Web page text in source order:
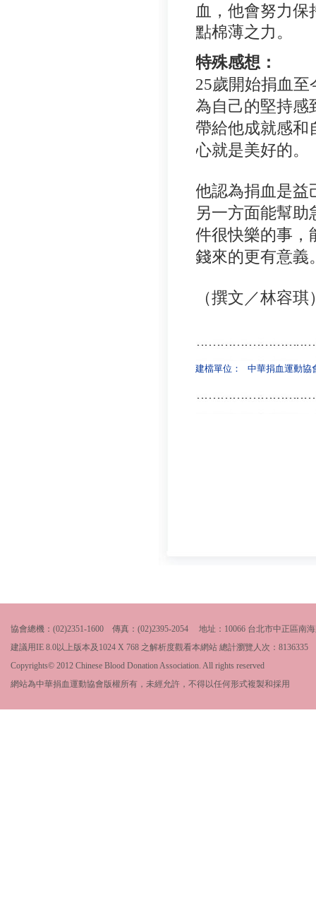
血，他會努力
點棉薄之力。
特殊感想：
25歲開始捐血至
為自己的堅持感
帶給他成就感和
心就是美好的。
他認為捐血是益
另一方面能幫
件很快樂的事，
錢來的更有意義
（撰文／林容琪
建檔單位： 中華捐血運動協
協會總機：(02)2351-1600 傳真：(02)2395-2054 地址：10066 台北市中正區南
建議用IE 8.0以上版本及1024 X 768 之解析度觀看本網站 總計瀏覽人次： 8136335
Copyrights© 2012 Chinese Blood Donation Association. All rights reserved
網站為中華捐血運動協會版權所有，未經允許，不得以任何形式複製和採用